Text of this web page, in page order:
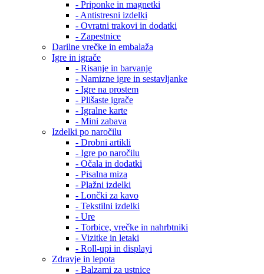
- Priponke in magnetki
- Antistresni izdelki
- Ovratni trakovi in dodatki
- Zapestnice
Darilne vrečke in embalaža
Igre in igrače
- Risanje in barvanje
- Namizne igre in sestavljanke
- Igre na prostem
- Plišaste igrače
- Igralne karte
- Mini zabava
Izdelki po naročilu
- Drobni artikli
- Igre po naročilu
- Očala in dodatki
- Pisalna miza
- Plažni izdelki
- Lončki za kavo
- Tekstilni izdelki
- Ure
- Torbice, vrečke in nahrbtniki
- Vizitke in letaki
- Roll-upi in displayi
Zdravje in lepota
- Balzami za ustnice